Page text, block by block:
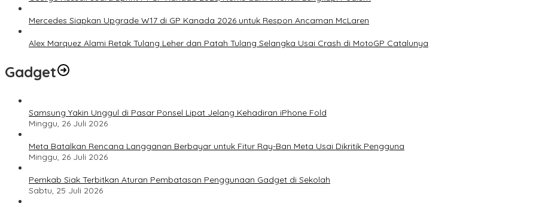
Mercedes Siapkan Upgrade W17 di GP Kanada 2026 untuk Respon Ancaman McLaren
Alex Marquez Alami Retak Tulang Leher dan Patah Tulang Selangka Usai Crash di MotoGP Catalunya
Gadget
Samsung Yakin Unggul di Pasar Ponsel Lipat Jelang Kehadiran iPhone Fold
Minggu, 26 Juli 2026
Meta Batalkan Rencana Langganan Berbayar untuk Fitur Ray-Ban Meta Usai Dikritik Pengguna
Minggu, 26 Juli 2026
Pemkab Siak Terbitkan Aturan Pembatasan Penggunaan Gadget di Sekolah
Sabtu, 25 Juli 2026